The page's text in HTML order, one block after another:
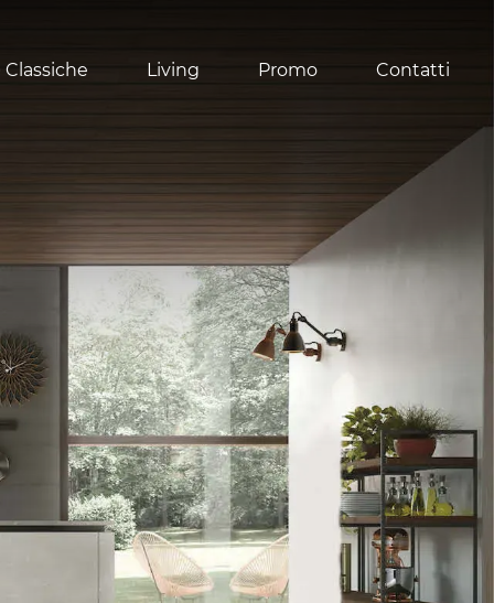
Living Promo Contatti